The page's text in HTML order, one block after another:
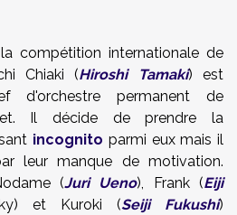
compétition internationale de
Chiaki (Hiroshi Tamaki) est
d'orchestre permanent de
Il décide de prendre la
incognito parmi eux mais il
leur manque de motivation.
(Juri Ueno), Frank (Eiji
et Kuroki (Seiji Fukushi)